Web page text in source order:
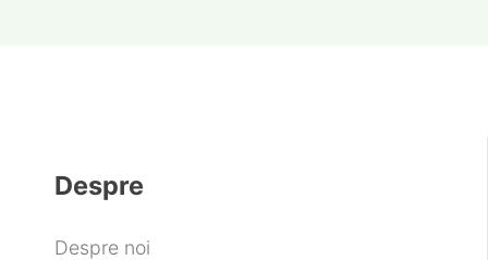
Despre
Despre noi